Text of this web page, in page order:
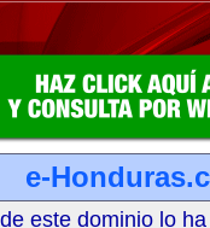
e-
este dominio lo